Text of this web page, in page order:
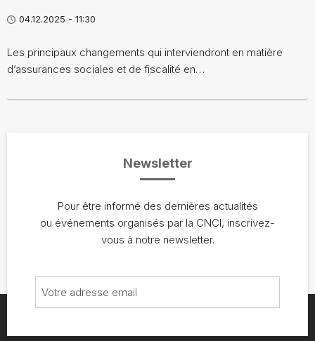
04.12.2025 - 11:30
Les principaux changements qui interviendront en matière
d’assurances sociales et de fiscalité en…
Newsletter
Pour être informé des dernières actualités
ou événements organisés par la CNCI, inscrivez-
vous à notre newsletter.